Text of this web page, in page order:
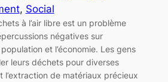
, Social
à l’air libre est un problème
négatives sur
et l’économie. Les gens
leurs déchets pour diverses
l’extraction de matériaux précieux